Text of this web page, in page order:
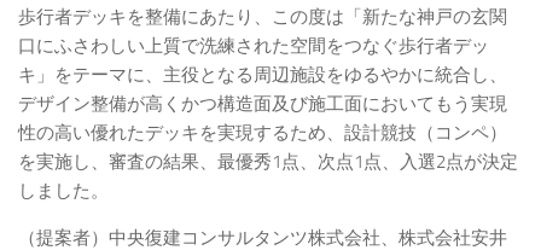
歩行者デッキを整備にあたり、この度は「新たな神戸の玄関
口にふさわしい上質で洗練された空間をつなぐ歩行者デッ
キ」をテーマに、主役となる周辺施設をゆるやかに統合し、
デザイン整備が高くかつ構造面及び施工面においてもう実現
性の高い優れたデッキを実現するため、設計競技（コンペ）
を実施し、審査の結果、最優秀1点、次点1点、入選2点が決定
しました。
（提案者）中央復建コンサルタンツ株式会社、株式会社安井